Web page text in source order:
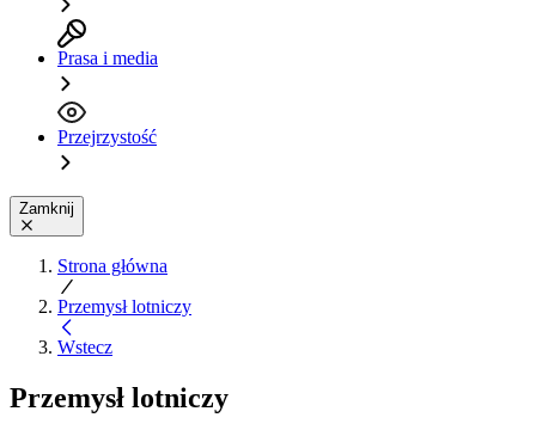
Prasa i media
Przejrzystość
Zamknij
Strona główna
Przemysł lotniczy
Wstecz
Przemysł lotniczy